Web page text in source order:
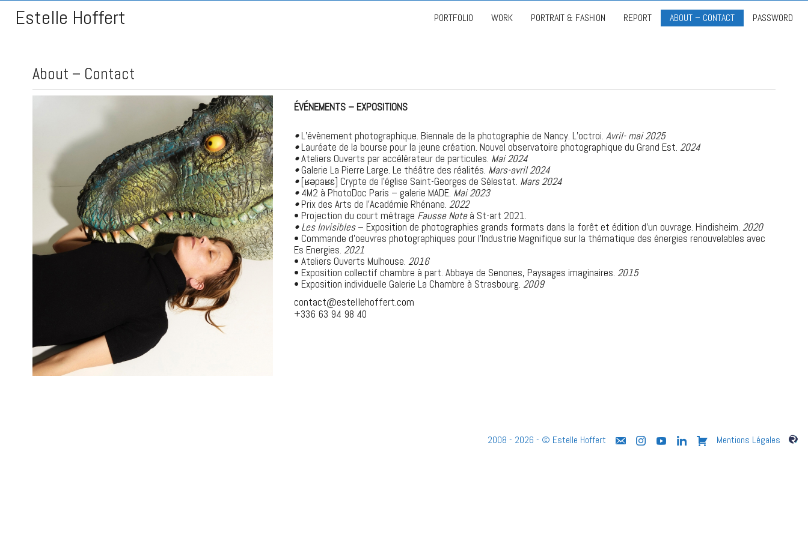
Estelle Hoffert PORTFOLIO WORK PORTRAIT & FASHION REPORT ABOUT – CONTACT PASSWORD
About – Contact
ÉVÉNEMENTS – EXPOSITIONS
•L’évènement photographique. Biennale de la photographie de Nancy. L’octroi.Avril- mai 2025
•Lauréate de la bourse pour la jeune création. Nouvel observatoire photographique du Grand Est.2024
•Ateliers Ouverts par accélérateur de particules. Mai 2024
•Galerie La Pierre Large. Le théâtre des réalités. Mars-avril 2024
•[ʁəpaʁɛ] Crypte de l’église Saint-Georges de Sélestat. Mars 2024
•4M2 à PhotoDoc Paris – galerie MADE. Mai 2023
•Prix des Arts de l’Académie Rhénane. 2022
• Projection du court métrage Fausse Noteà St-art 2021.
• Les Invisibles– Exposition de photographies grands formats dans la forêt et édition d’un ouvrage. Hindisheim.2020
• Commande d’oeuvres photographiques pour l’Industrie Magnifique sur la thématique des énergies renouvelables avec
Es Energies.2021
• Ateliers Ouverts Mulhouse.2016
• Exposition collectif chambre à part. Abbaye de Senones, Paysages imaginaires.2015
• Exposition individuelle Galerie La Chambre à Strasbourg.2009
contact@estellehoffert.com
+336 63 94 98 40
2008 - 2026 - © Estelle Hoffert Mentions Légales